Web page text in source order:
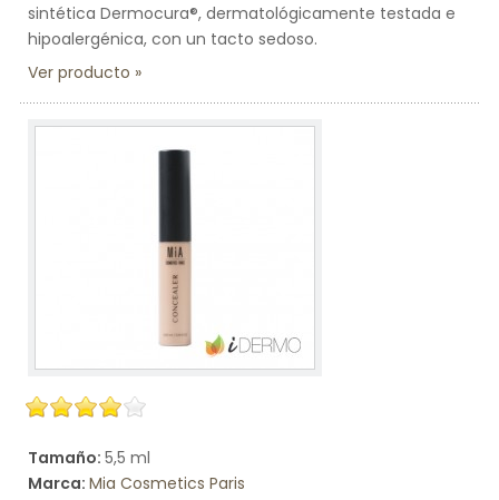
sintética Dermocura®, dermatológicamente testada e
hipoalergénica, con un tacto sedoso.
Ver producto
Tamaño: 5,5 ml
Marca: Mia Cosmetics Paris